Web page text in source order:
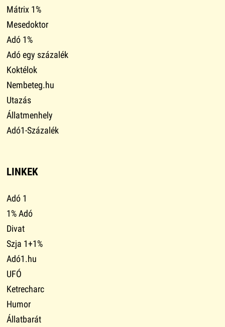
Mátrix 1%
Mesedoktor
Adó 1%
Adó egy százalék
Koktélok
Nembeteg.hu
Utazás
Állatmenhely
Adó1-Százalék
LINKEK
Adó 1
1% Adó
Divat
Szja 1+1%
Adó1.hu
UFÓ
Ketrecharc
Humor
Állatbarát